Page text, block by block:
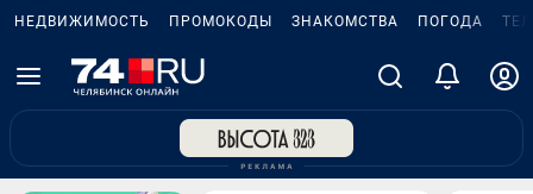
НЕДВИЖИМОСТЬ ПРОМОКОДЫ ЗНАКОМСТВА ПОГОДА